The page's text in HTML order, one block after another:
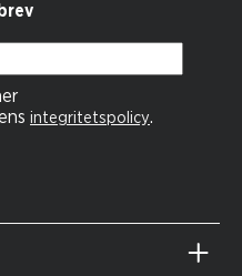
integritetspolicy.